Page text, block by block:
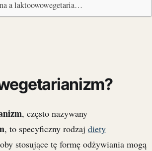
a laktoowowegetaria…
, często nazywany
, to specyficzny rodzaj diety
stosujące tę formę odżywiania mogą